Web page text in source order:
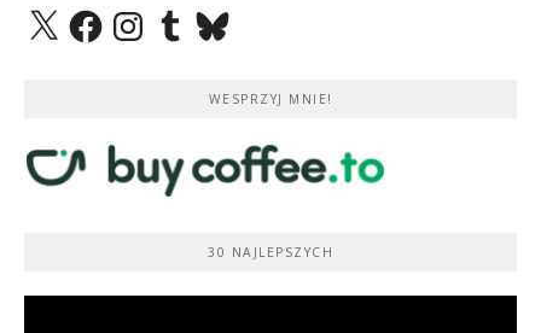
X FacebookInstagramTumblrBluesky
WESPRZYJ MNIE!
30 NAJLEPSZYCH